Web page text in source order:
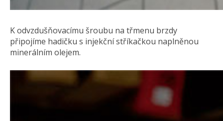
K odvzdušňovacímu šroubu na třmenu brzdy
připojíme hadičku s injekční stříkačkou naplněnou
minerálním olejem.